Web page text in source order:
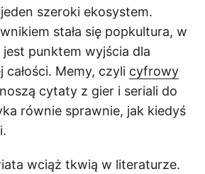
szeroki ekosystem.
stała się popkultura, w
punktem wyjścia dla
całości. Memy, czyli cyfrowy
cytaty z gier i seriali do
równie sprawnie, jak kiedyś
wciąż tkwią w literaturze.